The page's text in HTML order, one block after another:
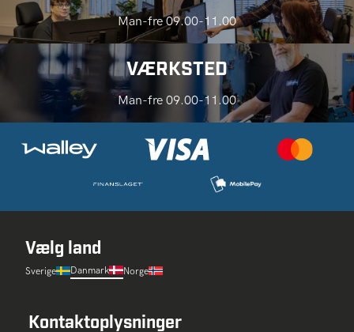
Man-fre 09.00-11.00
VÆRKSTED
Man-fre 09.00-11.00
Vælg land
Sverige Danmark Norge
Kontaktoplysninger